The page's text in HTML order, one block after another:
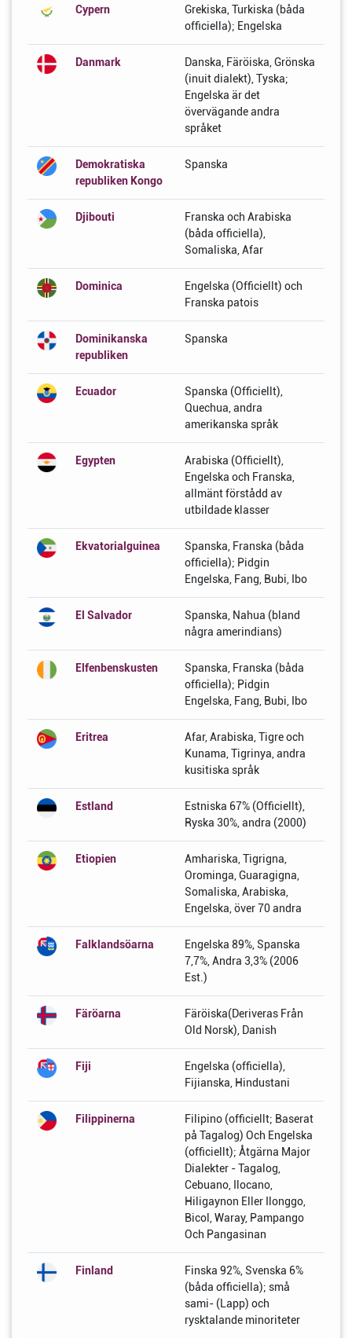
Cypern
Grekiska, Turkiska (båda
officiella); Engelska
Danmark
Danska, Färöiska, Grönska
(inuit dialekt), Tyska;
Engelska är det
övervägande andra
språket
Demokratiska
republiken Kongo
Spanska
Djibouti
Franska och Arabiska
(båda officiella),
Somaliska, Afar
Dominica
Engelska (Officiellt) och
Franska patois
Dominikanska
republiken
Spanska
Ecuador
Spanska (Officiellt),
Quechua, andra
amerikanska språk
Egypten
Arabiska (Officiellt),
Engelska och Franska,
allmänt förstådd av
utbildade klasser
Ekvatorialguinea
Spanska, Franska (båda
officiella); Pidgin
Engelska, Fang, Bubi, Ibo
El Salvador
Spanska, Nahua (bland
några amerindians)
Elfenbenskusten
Spanska, Franska (båda
officiella); Pidgin
Engelska, Fang, Bubi, Ibo
Eritrea
Afar, Arabiska, Tigre och
Kunama, Tigrinya, andra
kusitiska språk
Estland
Estniska 67% (Officiellt),
Ryska 30%, andra (2000)
Etiopien
Amhariska, Tigrigna,
Orominga, Guaragigna,
Somaliska, Arabiska,
Engelska, över 70 andra
Falklandsöarna
Engelska 89%, Spanska
7,7%, Andra 3,3% (2006
Est.)
Färöarna
Färöiska(Deriveras Från
Old Norsk), Danish
Fiji
Engelska (officiella),
Fijianska, Hindustani
Filippinerna
Filipino (officiellt; Baserat
på Tagalog) Och Engelska
(officiellt); Åtgärna Major
Dialekter - Tagalog,
Cebuano, Ilocano,
Hiligaynon Eller Ilonggo,
Bicol, Waray, Pampango
Och Pangasinan
Finland
Finska 92%, Svenska 6%
(båda officiella); små
sami- (Lapp) och
rysktalande minoriteter